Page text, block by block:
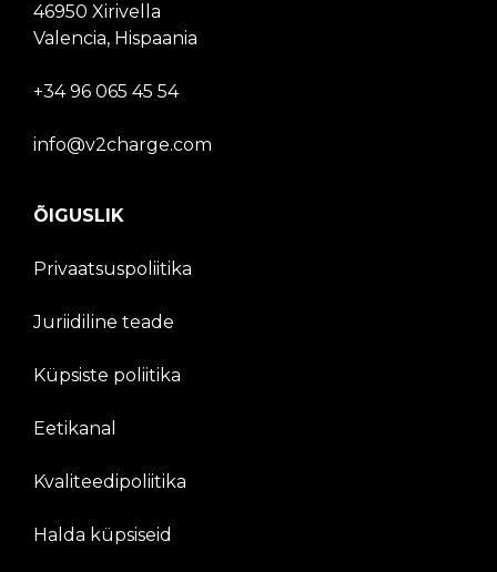
46950 Xirivella
Valencia, Hispaania
+34 96 065 45 54
info@v2charge.com
ÕIGUSLIK
Privaatsuspoliitika
Juriidiline teade
Küpsiste poliitika
Eetikanal
Kvaliteedipoliitika
Halda küpsiseid